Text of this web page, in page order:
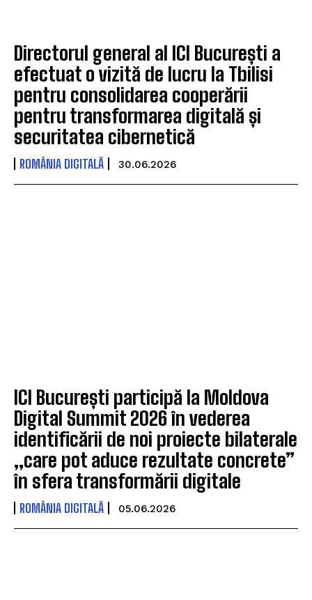
Directorul general al ICI București a
efectuat o vizită de lucru la Tbilisi
pentru consolidarea cooperării
pentru transformarea digitală și
securitatea cibernetică
ROMÂNIA DIGITALĂ 30.06.2026
ICI București participă la Moldova
Digital Summit 2026 în vederea
identificării de noi proiecte bilaterale
„care pot aduce rezultate concrete”
în sfera transformării digitale
ROMÂNIA DIGITALĂ 05.06.2026